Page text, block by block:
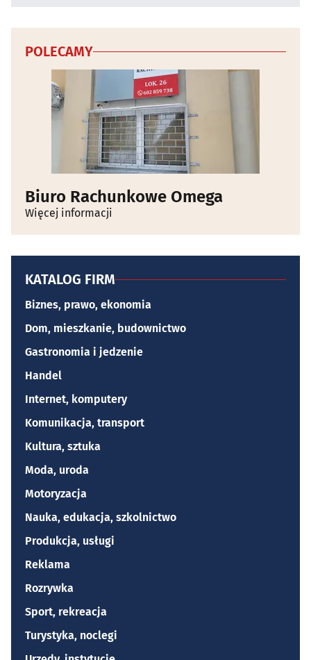
POLECAMY
Biuro Rachunkowe Omega
Więcej informacji
KATALOG FIRM
Biznes, prawo, ekonomia
Dom, mieszkanie, budownictwo
Gastronomia i jedzenie
Handel
Internet, komputery
Komunikacja, transport
Kultura, sztuka
Moda, uroda
Motoryzacja
Nauka, edukacja, szkolnictwo
Produkcja, usługi
Reklama
Rozrywka
Sport, rekreacja
Turystyka, noclegi